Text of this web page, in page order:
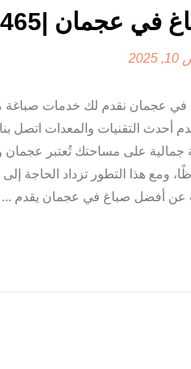
في عجمان |0556881465
في عجمان نقدم لك خدمات صباغة
أحدث التقنيات والمعدات اتصل
على مساحتك تُعتبر عجمان
ومع هذا التطور تزداد الحاجة
عن أفضل صباغ في عجمان يقدم ...